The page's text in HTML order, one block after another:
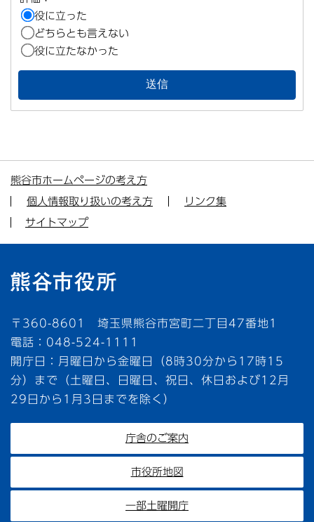
役に立った
どちらとも言えない
役に立たなかった
熊谷市ホームページの考え方
個人情報取り扱いの考え方
リンク集
サイトマップ
〒360-8601 埼玉県熊谷市宮町二丁目47番地1
電話：048-524-1111
開庁日：月曜日から金曜日（8時30分から17時15
分）まで（土曜日、日曜日、祝日、休日および12月
29日から1月3日までを除く）
庁舎のご案内
市役所地図
一部土曜開庁